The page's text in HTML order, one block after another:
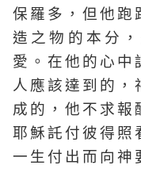
保羅多，但他跑
造之物的本分
愛。在他的心中
人應該達到的，
成的，他不求報
耶穌託付彼得照
一生付出而向神